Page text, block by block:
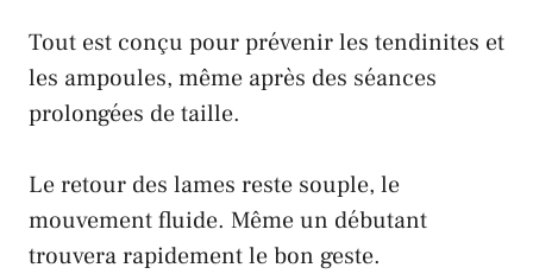
Tout est conçu pour prévenir les tendinites et
les ampoules, même après des séances
prolongées de taille.
Le retour des lames reste souple, le
mouvement fluide. Même un débutant
trouvera rapidement le bon geste.